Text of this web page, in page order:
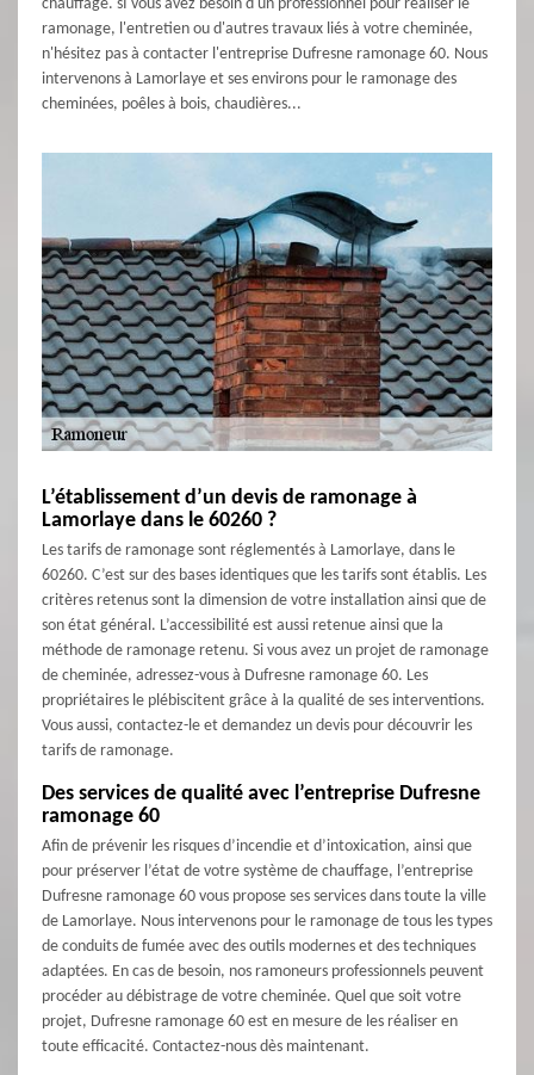
chauffage. sI vous avez besoin d'un professionnel pour réaliser le
ramonage, l'entretien ou d'autres travaux liés à votre cheminée,
n'hésitez pas à contacter l'entreprise Dufresne ramonage 60. Nous
intervenons à Lamorlaye et ses environs pour le ramonage des
cheminées, poêles à bois, chaudières...
L’établissement d’un devis de ramonage à
Lamorlaye dans le 60260 ?
Les tarifs de ramonage sont réglementés à Lamorlaye, dans le
60260. C’est sur des bases identiques que les tarifs sont établis. Les
critères retenus sont la dimension de votre installation ainsi que de
son état général. L’accessibilité est aussi retenue ainsi que la
méthode de ramonage retenu. Si vous avez un projet de ramonage
de cheminée, adressez-vous à Dufresne ramonage 60. Les
propriétaires le plébiscitent grâce à la qualité de ses interventions.
Vous aussi, contactez-le et demandez un devis pour découvrir les
tarifs de ramonage.
Des services de qualité avec l’entreprise Dufresne
ramonage 60
Afin de prévenir les risques d’incendie et d’intoxication, ainsi que
pour préserver l’état de votre système de chauffage, l’entreprise
Dufresne ramonage 60 vous propose ses services dans toute la ville
de Lamorlaye. Nous intervenons pour le ramonage de tous les types
de conduits de fumée avec des outils modernes et des techniques
adaptées. En cas de besoin, nos ramoneurs professionnels peuvent
procéder au débistrage de votre cheminée. Quel que soit votre
projet, Dufresne ramonage 60 est en mesure de les réaliser en
toute efficacité. Contactez-nous dès maintenant.